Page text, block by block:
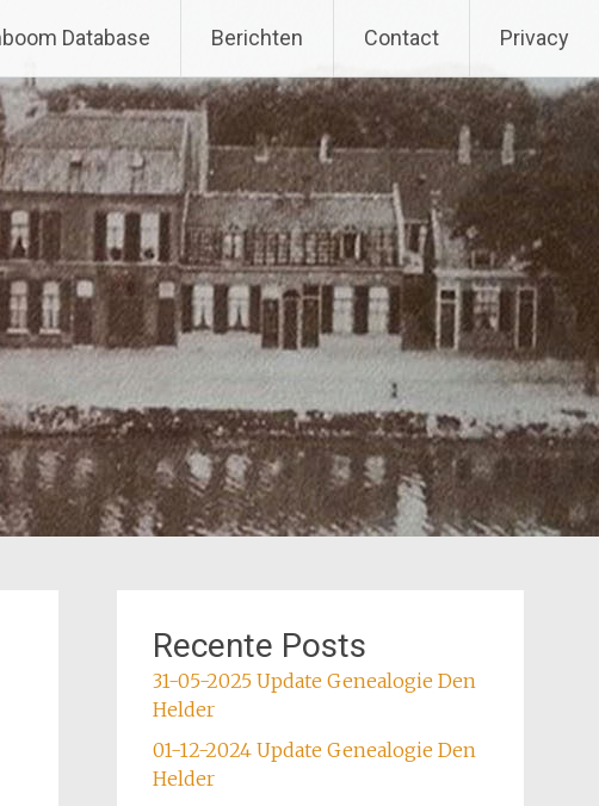
Database Berichten Contact Privacy
Recente Posts
31-05-2025 Update Genealogie Den
Helder
01-12-2024 Update Genealogie Den
Helder